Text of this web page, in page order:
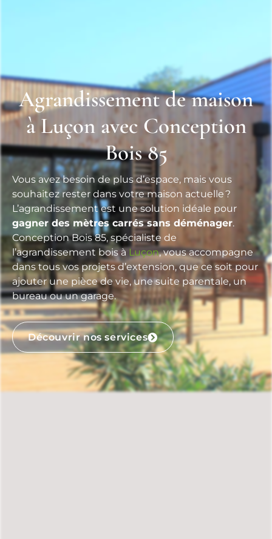
Agrandissement de maison
à Luçon avec Conception
Bois 85
Vous avez besoin de plus d’espace, mais vous
souhaitez rester dans votre maison actuelle ?
L’agrandissement est une solution idéale pour
gagner des mètres carrés sans déménager.
Conception Bois 85, spécialiste de
l’agrandissement bois à Luçon, vous accompagne
dans tous vos projets d’extension, que ce soit pour
ajouter une pièce de vie, une suite parentale, un
bureau ou un garage.
Découvrir nos services